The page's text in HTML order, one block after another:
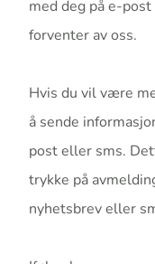
med deg på e-
forventer av oss.
Hvis du vil være
å sende
post eller sms.
trykke på
nyhetsbrev eller